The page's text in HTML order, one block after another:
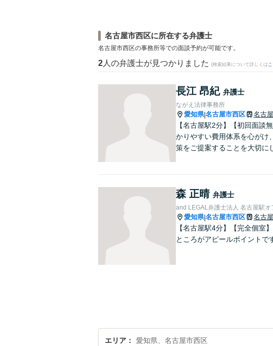
名古屋市西区に所在する弁護士
名古屋市西区の事務所等での面談予約が可能です。
2 人の弁護士が見つかりました (検索結果について詳しくは
長江 昂紀 弁護士
ながえ法律事務所
愛知県|名古屋市西区 名古
【名古屋駅2分】【初回面談
かりやすい費用体系を心がけ
策をご提案することを大切に
森 正晴 弁護士
and LEGAL弁護士法人 名古屋駅オ
愛知県|名古屋市西区 名古
【名古屋駅4分】【完全個室
ところがアピールポイントで
エリア 愛知県、名古屋市西区